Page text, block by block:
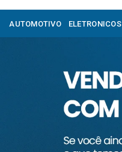
AUTOMOTIVO ELETRONICOS